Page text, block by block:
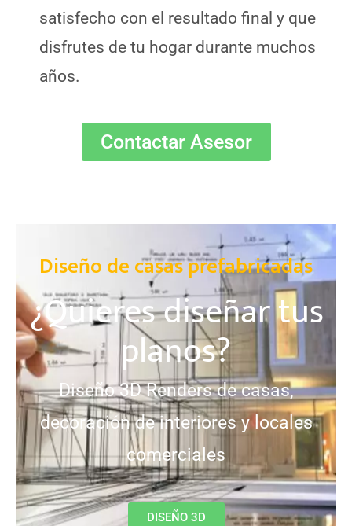
satisfecho con el resultado final y que
disfrutes de tu hogar durante muchos
años.
Contactar Asesor
Diseño de casas prefabricadas
¿Quieres diseñar tus
planos?
Diseño 3D Renders de casas,
decoración de interiores y locales
comerciales
DISEÑO 3D